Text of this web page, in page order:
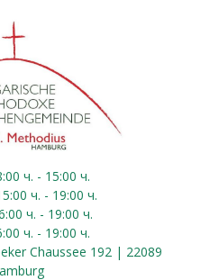
ч. - 15:00 ч.
ч. - 19:00 ч.
ч. - 19:00 ч.
ч. - 19:00 ч.
Chaussee 192 | 22089